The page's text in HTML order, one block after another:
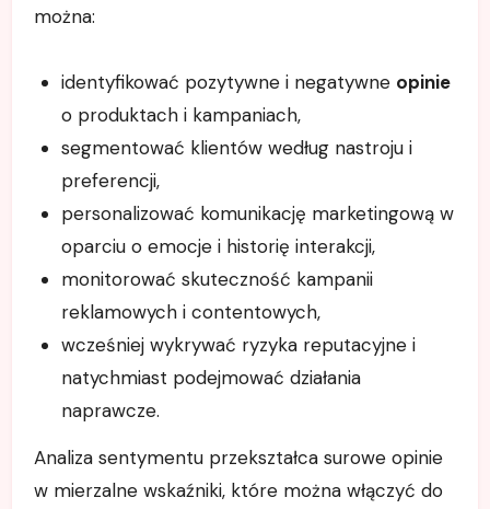
można:
identyfikować pozytywne i negatywne opinie
o produktach i kampaniach,
segmentować klientów według nastroju i
preferencji,
personalizować komunikację marketingową w
oparciu o emocje i historię interakcji,
monitorować skuteczność kampanii
reklamowych i contentowych,
wcześniej wykrywać ryzyka reputacyjne i
natychmiast podejmować działania
naprawcze.
Analiza sentymentu przekształca surowe opinie
w mierzalne wskaźniki, które można włączyć do